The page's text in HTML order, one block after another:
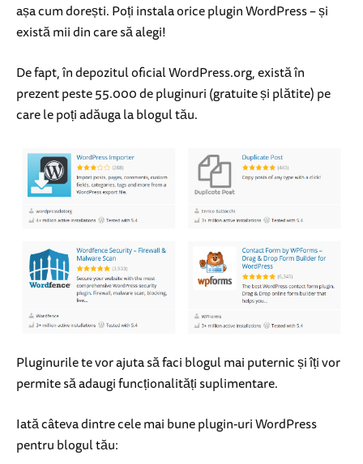
așa cum dorești. Poți instala orice plugin WordPress – și
există mii din care să alegi!
De fapt, în depozitul oficial WordPress.org, există în
prezent peste 55.000 de pluginuri (gratuite și plătite) pe
care le poți adăuga la blogul tău.
Pluginurile te vor ajuta să faci blogul mai puternic și îți vor
permite să adaugi funcționalități suplimentare.
Iată câteva dintre cele mai bune plugin-uri WordPress
pentru blogul tău: